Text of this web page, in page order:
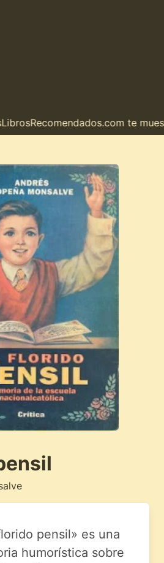
te muestra el
pensil» es una
humorística sobre